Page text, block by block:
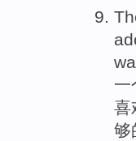
一
喜
够